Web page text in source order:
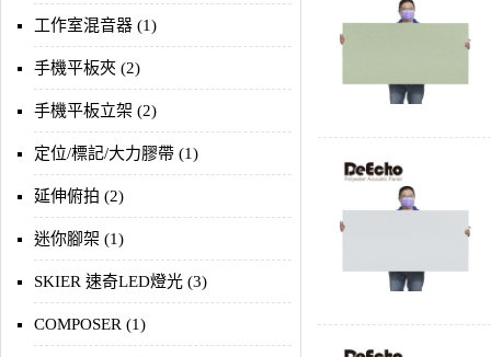
工作室混音器 (1)
手機平板夾 (2)
手機平板立架 (2)
定位/標記/大力膠帶 (1)
延伸俯拍 (2)
迷你腳架 (1)
SKIER 速奇LED燈光 (3)
COMPOSER (1)